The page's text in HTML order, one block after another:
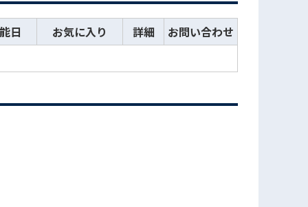
日 お気に入り 詳細
お問い合わせ